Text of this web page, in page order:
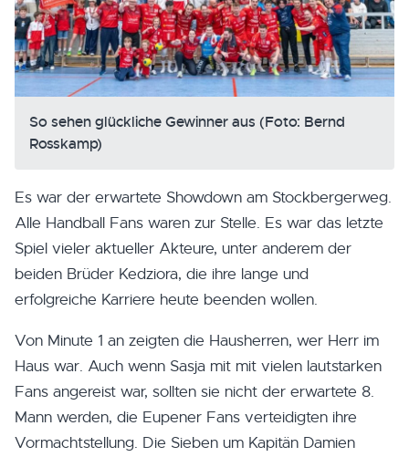
So sehen glückliche Gewinner aus (Foto: Bernd
Rosskamp)
Es war der erwartete Showdown am Stockbergerweg.
Alle Handball Fans waren zur Stelle. Es war das letzte
Spiel vieler aktueller Akteure, unter anderem der
beiden Brüder Kedziora, die ihre lange und
erfolgreiche Karriere heute beenden wollen.
Von Minute 1 an zeigten die Hausherren, wer Herr im
Haus war. Auch wenn Sasja mit mit vielen lautstarken
Fans angereist war, sollten sie nicht der erwartete 8.
Mann werden, die Eupener Fans verteidigten ihre
Vormachtstellung. Die Sieben um Kapitän Damien